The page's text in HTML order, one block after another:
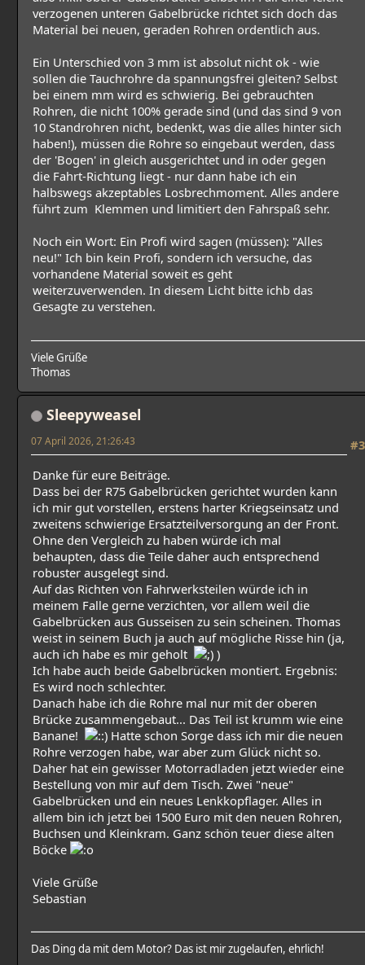
verzogenen unteren Gabelbrücke richtet sich doch das
Material bei neuen, geraden Rohren ordentlich aus.
Ein Unterschied von 3 mm ist absolut nicht ok - wie
sollen die Tauchrohre da spannungsfrei gleiten? Selbst
bei einem mm wird es schwierig. Bei gebrauchten
Rohren, die nicht 100% gerade sind (und das sind 9 von
10 Standrohren nicht, bedenkt, was die alles hinter sich
haben!), müssen die Rohre so eingebaut werden, dass
der 'Bogen' in gleich ausgerichtet und in oder gegen
die Fahrt-Richtung liegt - nur dann habe ich ein
halbswegs akzeptables Losbrechmoment. Alles andere
führt zum Klemmen und limitiert den Fahrspaß sehr.
Noch ein Wort: Ein Profi wird sagen (müssen): "Alles
neu!" Ich bin kein Profi, sondern ich versuche, das
vorhandene Material soweit es geht
weiterzuverwenden. In diesem Licht bitte ichb das
Gesagte zu verstehen.
Viele Grüße
Thomas
Sleepyweasel
#3
07 April 2026, 21:26:43
Danke für eure Beiträge.
Dass bei der R75 Gabelbrücken gerichtet wurden kann
ich mir gut vorstellen, erstens harter Kriegseinsatz und
zweitens schwierige Ersatzteilversorgung an der Front.
Ohne den Vergleich zu haben würde ich mal
behaupten, dass die Teile daher auch entsprechend
robuster ausgelegt sind.
Auf das Richten von Fahrwerksteilen würde ich in
meinem Falle gerne verzichten, vor allem weil die
Gabelbrücken aus Gusseisen zu sein scheinen. Thomas
weist in seinem Buch ja auch auf mögliche Risse hin (ja,
auch ich habe es mir geholt
)
Ich habe auch beide Gabelbrücken montiert. Ergebnis:
Es wird noch schlechter.
Danach habe ich die Rohre mal nur mit der oberen
Brücke zusammengebaut... Das Teil ist krumm wie eine
Banane!
Hatte schon Sorge dass ich mir die neuen
Rohre verzogen habe, war aber zum Glück nicht so.
Daher hat ein gewisser Motorradladen jetzt wieder eine
Bestellung von mir auf dem Tisch. Zwei "neue"
Gabelbrücken und ein neues Lenkkopflager. Alles in
allem bin ich jetzt bei 1500 Euro mit den neuen Rohren,
Buchsen und Kleinkram. Ganz schön teuer diese alten
Böcke
Viele Grüße
Sebastian
Das Ding da mit dem Motor? Das ist mir zugelaufen, ehrlich!